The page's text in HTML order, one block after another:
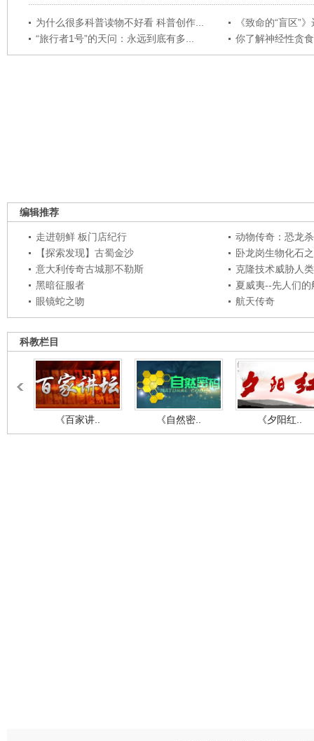
为什么很多科普读物不好看 科普创作...
《致命的“盲区”
“旅行者1号”的天问：永远到底有多...
你了解神经性贪
编辑推荐
走进朝鲜 板门店纪行
动物传奇：恐龙
【探索发现】古蜀金沙
卧龙岗生物化石
意大利传奇古城那不勒斯
克隆技术威胁人
黑暗征服者
夏威夷--先人们的
眼镜蛇之吻
航天传奇
科教栏目
《百家讲.. 《自然密.. 《夕阳红..